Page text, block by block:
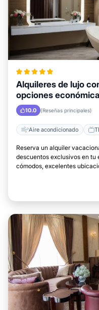
Alquileres de lujo
opciones
10.0 (Reseñas principales)
Aire acondicionado
Reserva un alquiler
descuentos exclusivos en tu
cómodos, excelentes